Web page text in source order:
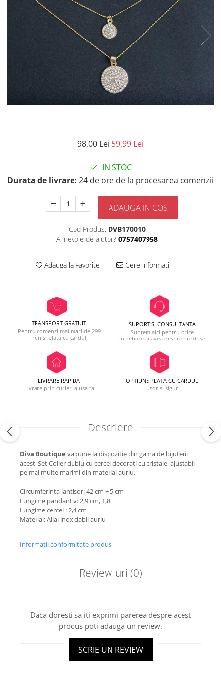
98,00 Lei 59,99 Lei
IN STOC
Durata de livrare: 24 de ore de la procesarea comenzii
ADAUGA IN COS
Cod Produs: DVB170010
Ai nevoie de ajutor? 0757407958
Adauga la Favorite Cere informatii
TRANSPORT GRATUIT
Pentru comenzi mai mari de 299
ron si plata cu cardul
SUPORT SI CONSULTANTA
Suntem aici pentru orice
intrebare ai avea despre produse
LIVRARE RAPIDA
Livrare prin curier la usa ta
OPTIUNE PLATA CU CARDUL
Usor si sigur
Descriere
Diva Boutique va pune la dispozitie din gama de bijuterii
acest Set Colier dublu cu cercei decorati cu cristale, ajustabil
pe mai multe marimi din material auriu.
Circumferinta lantisor: 42 cm + 5 cm
Lungime pandantiv: 2,9 cm, 1,8
Lungime cercei : 2,4 cm
Material: Aliaj inoxidabil auriu
Informatii conformitate produs
Review-uri (0)
Daca doresti sa iti exprimi parerea despre acest
produs poti adauga un review.
SCRIE UN REVIEW